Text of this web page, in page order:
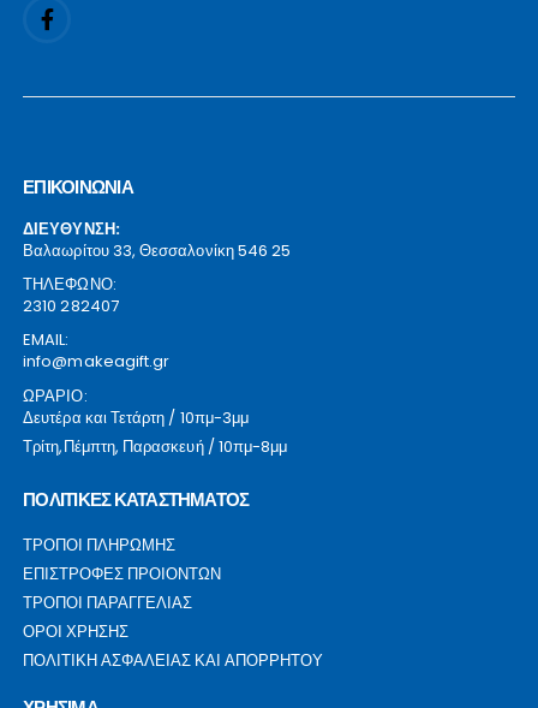
ΕΠΙΚΟΙΝΩΝΙΑ
ΔΙΕΥΘΥΝΣΗ:
Βαλαωρίτου 33, Θεσσαλονίκη 546 25
ΤΗΛΕΦΩΝΟ:
2310 282407
EMAIL:
info@makeagift.gr
ΩΡΑΡΙΟ:
Δευτέρα και Τετάρτη / 10πμ-3μμ
Τρίτη,Πέμπτη, Παρασκευή / 10πμ-8μμ
ΠΟΛΙΤΙΚΕΣ ΚΑΤΑΣΤΗΜΑΤΟΣ
ΤΡΟΠΟΙ ΠΛΗΡΩΜΗΣ
ΕΠΙΣΤΡΟΦΕΣ ΠΡΟΙΟΝΤΩΝ
ΤΡΟΠΟΙ ΠΑΡΑΓΓΕΛΙΑΣ
ΟΡΟΙ ΧΡΗΣΗΣ
ΠΟΛΙΤΙΚΗ ΑΣΦΑΛΕΙΑΣ ΚΑΙ ΑΠΟΡΡΗΤΟΥ